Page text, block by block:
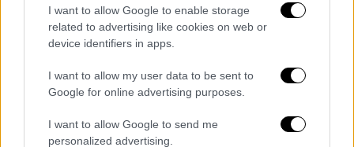
I want to allow Google to enable storage
related to advertising like cookies on web or
device identifiers in apps.
I want to allow my user data to be sent to
Google for online advertising purposes.
I want to allow Google to send me
personalized advertising.
«Μήνυμα» στην κυβέρνηση θέλησε να στείλει
ένας στους δύο που ψήφισε
και